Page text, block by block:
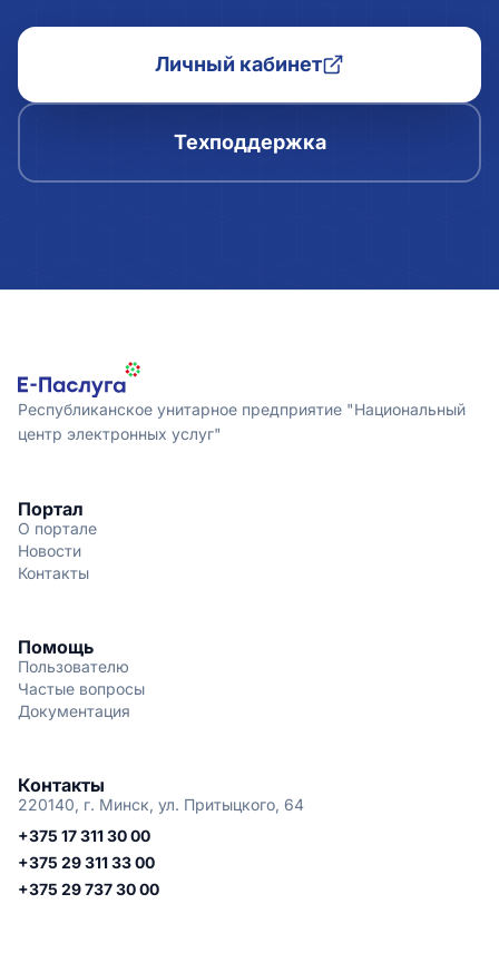
Личный кабинет
Техподдержка
Республиканское унитарное предприятие "Национальный
центр электронных услуг"
Портал
О портале
Новости
Контакты
Помощь
Пользователю
Частые вопросы
Документация
Контакты
220140, г. Минск, ул. Притыцкого, 64
+375 17 311 30 00
+375 29 311 33 00
+375 29 737 30 00